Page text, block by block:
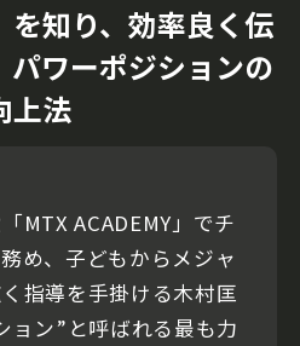
を知り、効率良く伝
ワーポジションの
上法
MTX ACADEMY」でチ
め、子どもからメジャ
指導を手掛ける木村匡
ョン”と呼ばれる最も力